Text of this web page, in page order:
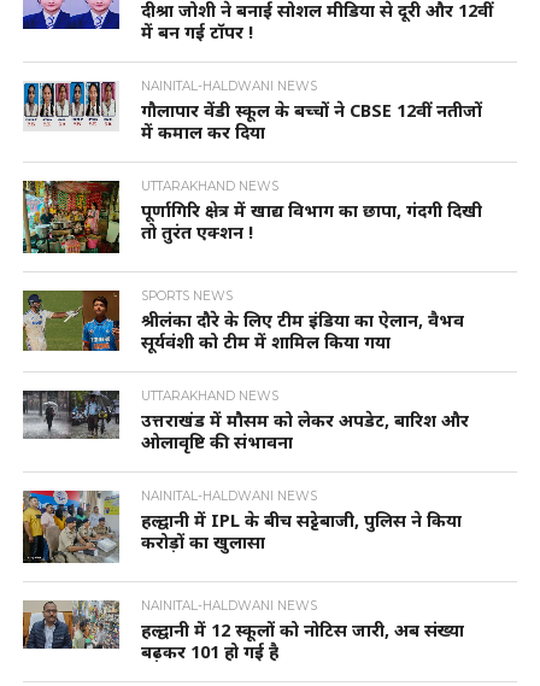
दीश्रा जोशी ने बनाई सोशल मीडिया से दूरी और 12वीं
में बन गई टॉपर !
NAINITAL-HALDWANI NEWS
गौलापार वेंडी स्कूल के बच्चों ने CBSE 12वीं नतीजों
में कमाल कर दिया
UTTARAKHAND NEWS
पूर्णागिरि क्षेत्र में खाद्य विभाग का छापा, गंदगी दिखी
तो तुरंत एक्शन !
SPORTS NEWS
श्रीलंका दौरे के लिए टीम इंडिया का ऐलान, वैभव
सूर्यवंशी को टीम में शामिल किया गया
UTTARAKHAND NEWS
उत्तराखंड में मौसम को लेकर अपडेट, बारिश और
ओलावृष्टि की संभावना
NAINITAL-HALDWANI NEWS
हल्द्वानी में IPL के बीच सट्टेबाजी, पुलिस ने किया
करोड़ों का खुलासा
NAINITAL-HALDWANI NEWS
हल्द्वानी में 12 स्कूलों को नोटिस जारी, अब संख्या
बढ़कर 101 हो गई है